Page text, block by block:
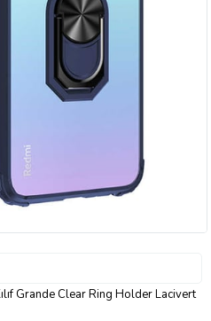
Grande Clear Ring Holder Lacivert